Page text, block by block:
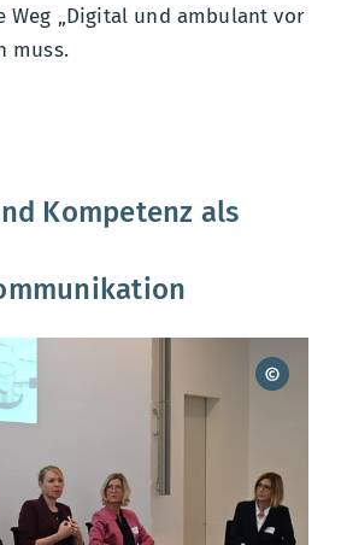
Weg „Digital und ambulant vor
muss.
Kompetenz als